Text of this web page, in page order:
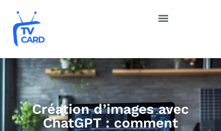
Création d’images avec
ChatGPT : comment